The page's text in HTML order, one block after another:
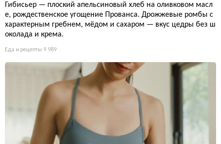
Гибисьер — плоский апельсиновый хлеб на оливковом масл
е, рождественское угощение Прованса. Дрожжевые ромбы с
характерным гребнем, мёдом и сахаром — вкус цедры без ш
околада и крема.
Еда и рецепты 9 989